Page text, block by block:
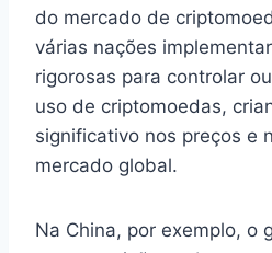
do mercado de
várias nações
rigorosas para controlar
uso de criptomoedas,
significativo nos preços e
mercado global.
Na China, por exemplo, o